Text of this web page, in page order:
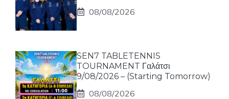
08/08/2026
SEN7 TABLETENNIS
TOURNAMENT Γαλάτσι
9/08/2026 – (Starting Tomorrow)
08/08/2026